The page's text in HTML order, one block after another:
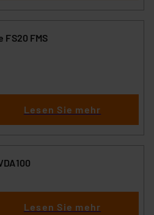
für Europäer bestehen.
Dienstleistern stützt
sowie einer eigenen
übermittelten Daten,
FS20 FMS
Lesen Sie mehr
Lesen Sie mehr